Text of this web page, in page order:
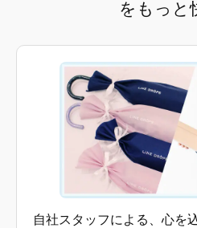
をもっと
自社スタッフによる、心を